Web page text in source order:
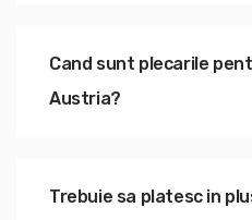
Cand sunt plecarile
Austria?
Trebuie sa platesc in